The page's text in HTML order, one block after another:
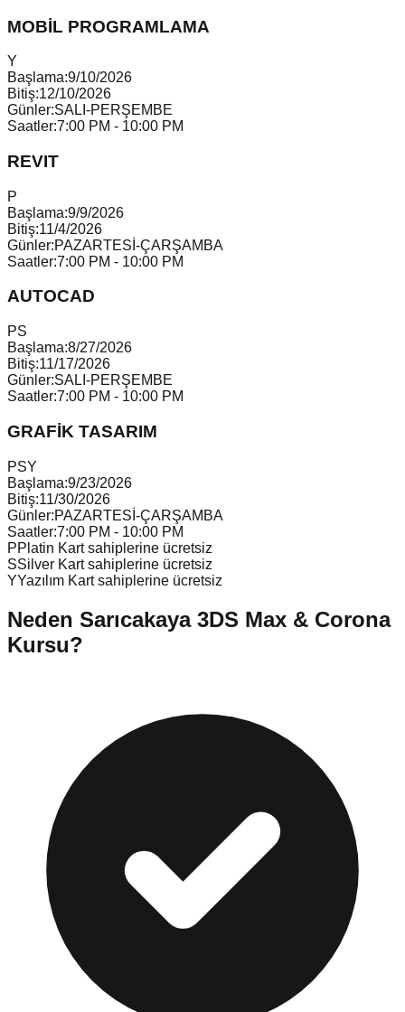
MOBİL PROGRAMLAMA
Y
Başlama:9/10/2026
Bitiş:12/10/2026
Günler:SALI-PERŞEMBE
Saatler:7:00 PM - 10:00 PM
REVIT
P
Başlama:9/9/2026
Bitiş:11/4/2026
Günler:PAZARTESİ-ÇARŞAMBA
Saatler:7:00 PM - 10:00 PM
AUTOCAD
PS
Başlama:8/27/2026
Bitiş:11/17/2026
Günler:SALI-PERŞEMBE
Saatler:7:00 PM - 10:00 PM
GRAFİK TASARIM
PSY
Başlama:9/23/2026
Bitiş:11/30/2026
Günler:PAZARTESİ-ÇARŞAMBA
Saatler:7:00 PM - 10:00 PM
PPlatin Kart sahiplerine ücretsiz
SSilver Kart sahiplerine ücretsiz
YYazılım Kart sahiplerine ücretsiz
Neden Sarıcakaya 3DS Max & Corona
Kursu?